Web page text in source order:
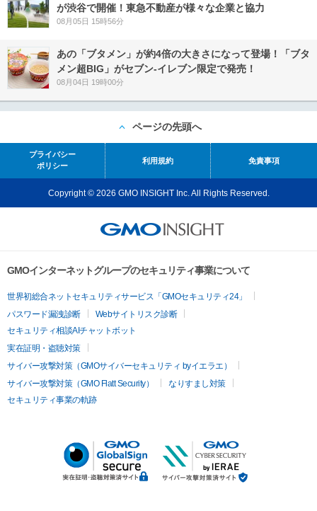
が渋谷で開催！東急不動産が様々な企業と協力
08月05日 15時56分
あの「ブタメン」が約4倍の大きさになって登場！「ブタ
メン超BIG」がセブン‐イレブン限定で発売！
08月04日 19時00分
ページの先頭へ
プライバシー
ポリシー
利用規約 免責事項
Copyright © 2026 GMO INSIGHT Inc. All Rights Reserved.
GMOインターネットグループのセキュリティ事業について
世界初総合ネットセキュリティサービス「GMOセキュリティ24」
パスワード漏洩診断
Webサイトリスク診断
セキュリティ相談AIチャットボット
実在証明・盗聴対策
サイバー攻撃対策（GMOサイバーセキュリティ byイエラエ）
サイバー攻撃対策（GMO Flatt Security）
なりすまし対策
セキュリティ事業の軌跡